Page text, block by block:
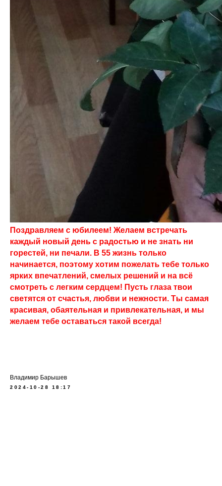
Поздравляем с юбилеем! Желаем встречать
каждый новый день с радостью и не знать ни
горестей, ни печали. В 55 жизнь только
начинается, поэтому хотим пожелать тебе только
ярких впечатлений, смелых решений и на всё
смотреть с легким сердцем! Пусть глаза твои
светятся от счастья, любви и нежности. Ты самая
красивая, обаятельная и привлекательная, и мы
желаем тебе оставаться такой всегда!
Владимир Барышев
2024-10-28 18:17